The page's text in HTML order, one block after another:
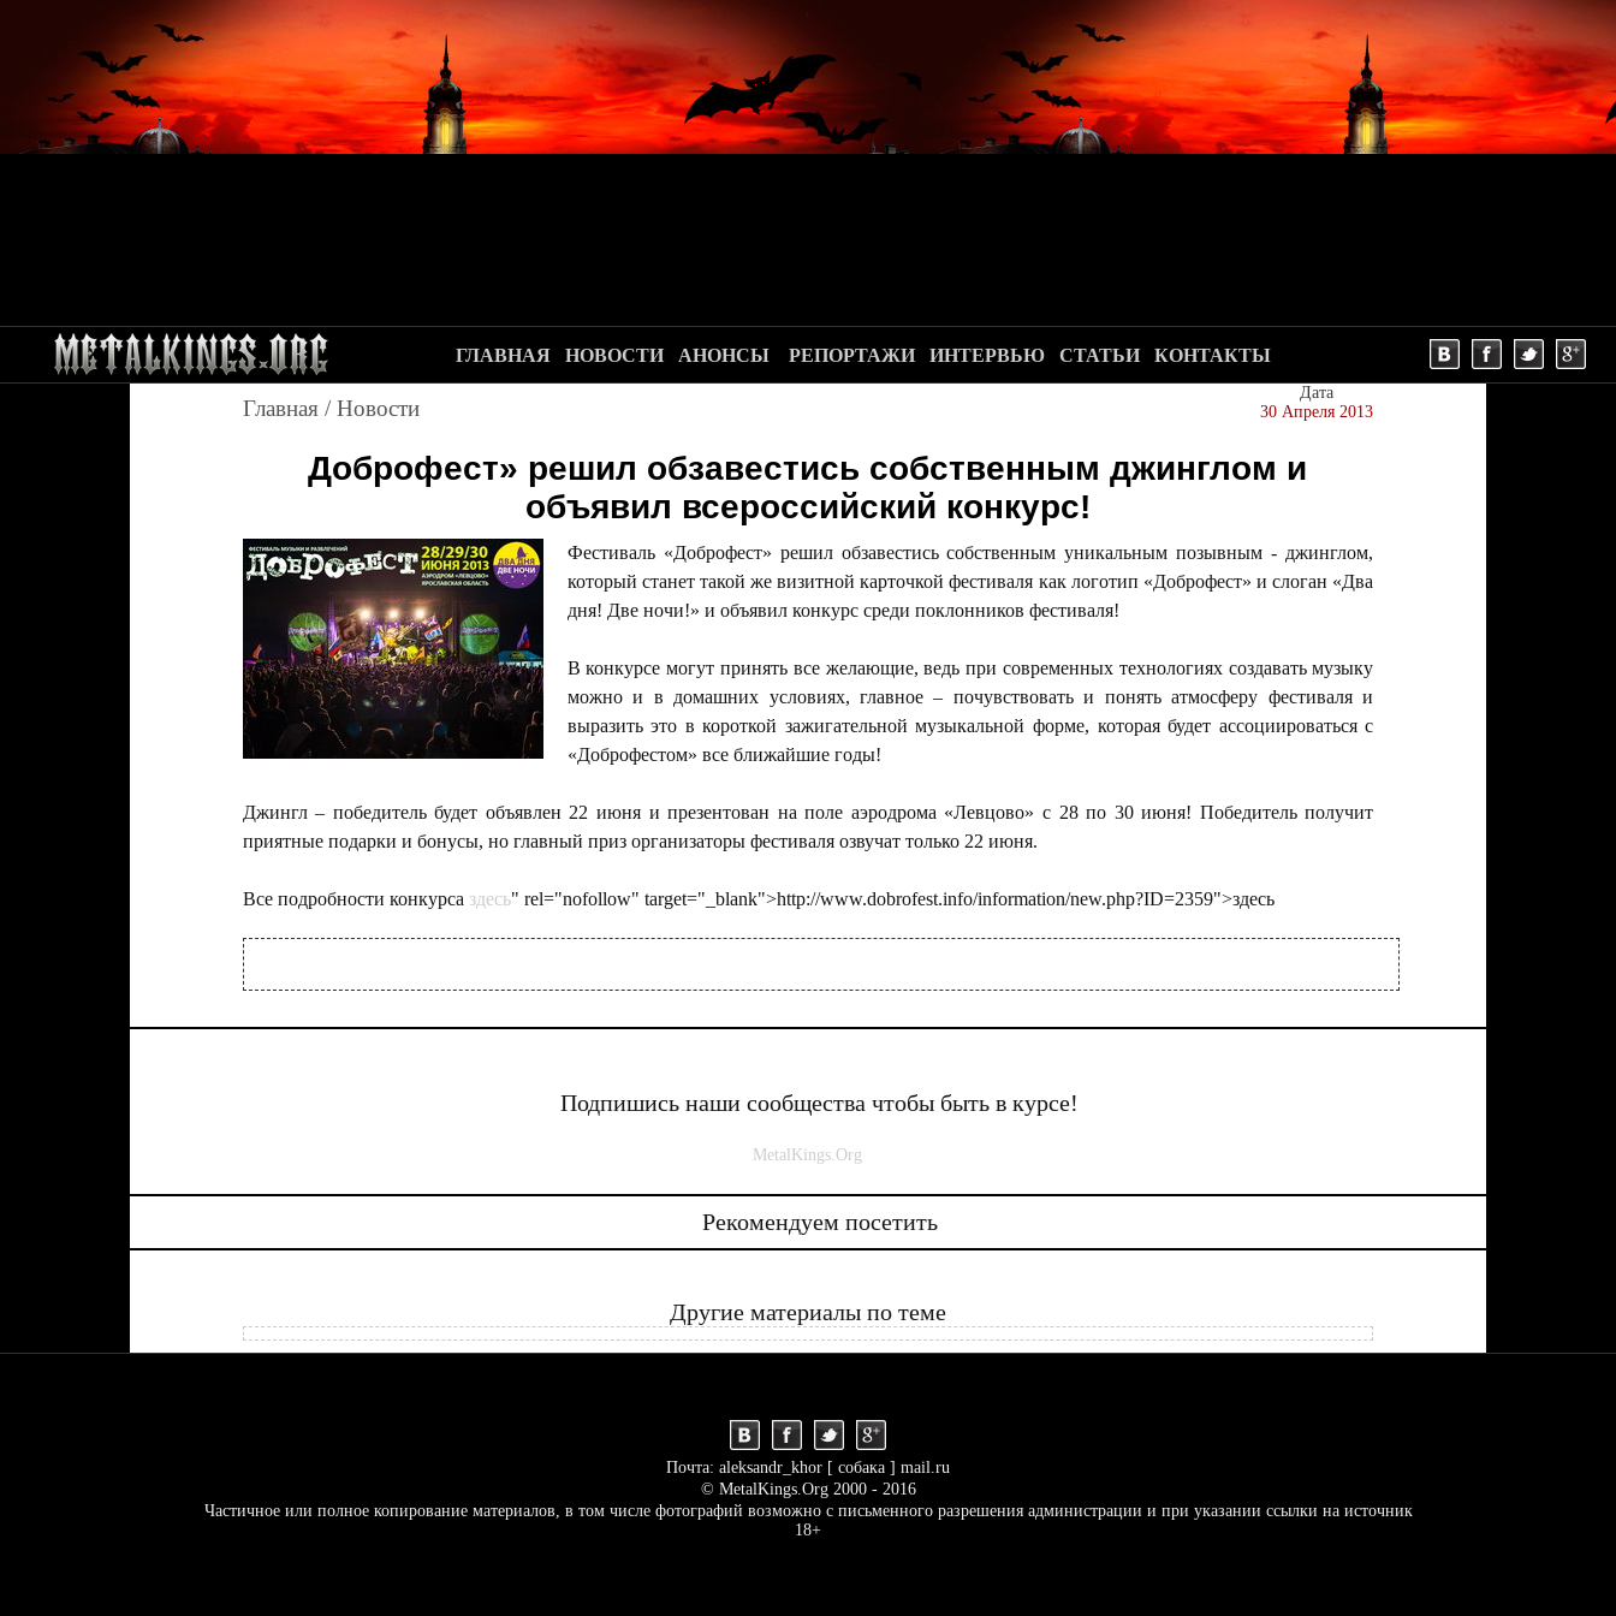
.
ГЛАВНАЯ НОВОСТИ АНОНСЫ РЕПОРТАЖИ ИНТЕРВЬЮ СТАТЬИ КОНТАКТЫ
Главная/ Новости
Дата
30 Апреля 2013
Доброфест» решил обзавестись собственным джинглом и
объявил всероссийский конкурс!
Фестиваль «Доброфест» решил обзавестись собственным уникальным позывным - джинглом,
который станет такой же визитной карточкой фестиваля как логотип «Доброфест» и слоган «Два
дня! Две ночи!» и объявил конкурс среди поклонников фестиваля!
В конкурсе могут принять все желающие, ведь при современных технологиях создавать музыку
можно и в домашних условиях, главное – почувствовать и понять атмосферу фестиваля и
выразить это в короткой зажигательной музыкальной форме, которая будет ассоциироваться с
«Доброфестом» все ближайшие годы!
Джингл – победитель будет объявлен 22 июня и презентован на поле аэродрома «Левцово» с 28 по 30 июня! Победитель получит
приятные подарки и бонусы, но главный приз организаторы фестиваля озвучат только 22 июня.
Все подробности конкурса здесь" rel="nofollow" target="_blank">http://www.dobrofest.info/information/new.php?ID=2359">здесь
Подпишись наши сообщества чтобы быть в курсе!
MetalKings.Org
Рекомендуем посетить
Другие материалы по теме
Почта: aleksandr_khor [ собака ] mail.ru
© MetalKings.Org 2000 - 2016
Частичное или полное копирование материалов, в том числе фотографий возможно с письменного разрешения администрации и при указании ссылки на источник
18+